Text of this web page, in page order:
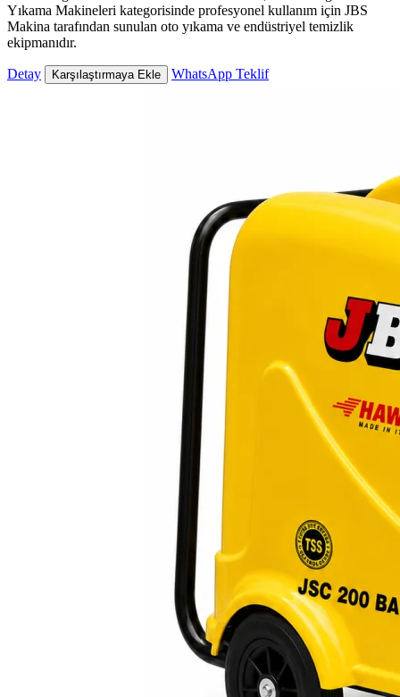
Yıkama Makineleri kategorisinde profesyonel kullanım için JBS
Makina tarafından sunulan oto yıkama ve endüstriyel temizlik
ekipmanıdır.
Detay Karşılaştırmaya Ekle WhatsApp Teklif